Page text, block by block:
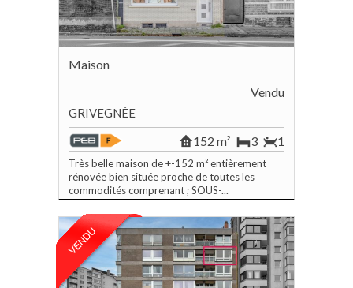
Maison
Vendu
GRIVEGNÉE
1
3
152 m²
Très belle maison de +-152 m² entièrement
rénovée bien située proche de toutes les
commodités comprenant ; SOUS-...